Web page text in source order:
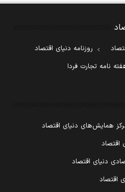
روزنامه دنیای اقتصاد
نامه تجارت فردا
همایش‌های دنیای اقتصاد
اقتصاد
دنیای اقتصاد
اقتصاد